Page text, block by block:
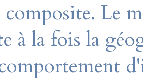
Le
à la fois la